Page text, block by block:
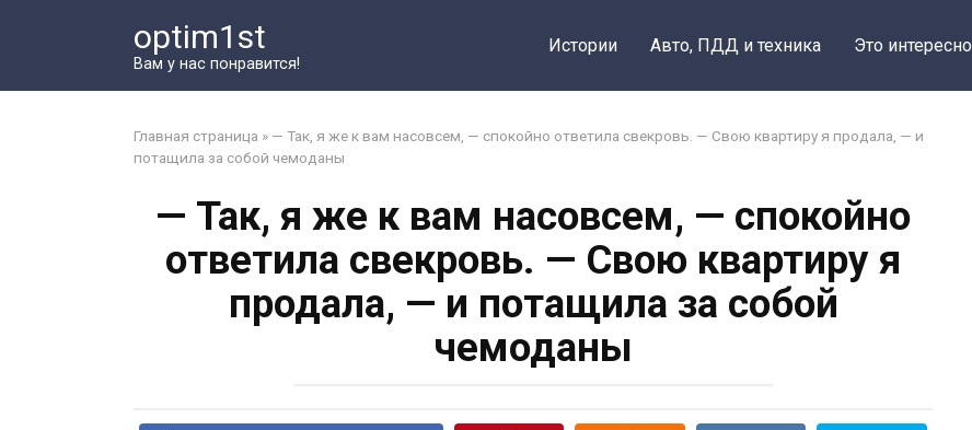
optim1st
Вам у нас понравится!
Истории Авто, ПДД и техника Это интересно
Главная страница » — Так, я же к вам насовсем, — спокойно ответила свекровь. — Свою квартиру я продала, — и
потащила за собой чемоданы
— Так, я же к вам насовсем, — спокойно
ответила свекровь. — Свою квартиру я
продала, — и потащила за собой
чемоданы